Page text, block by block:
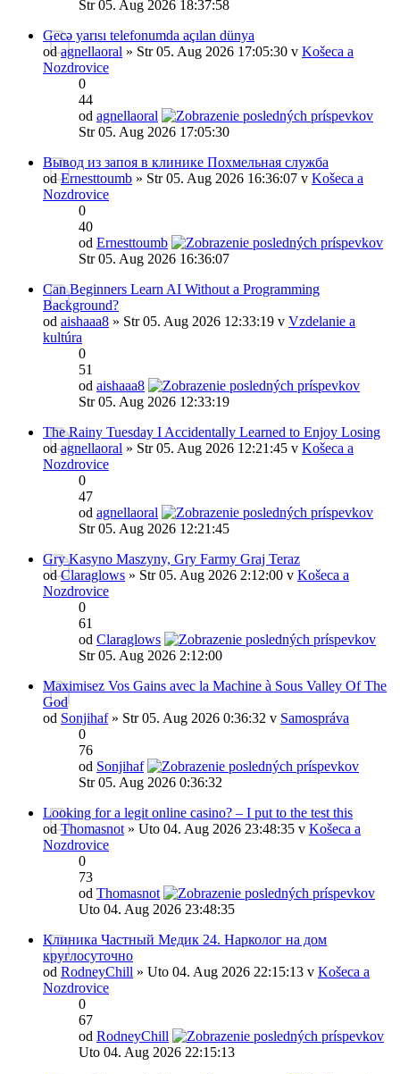
Str 05. Aug 2026 18:37:58
Gecə yarısı telefonumda açılan dünya
odagnellaoral » Str 05. Aug 2026 17:05:30 v Košeca a
Nozdrovice
0
44
od agnellaoral
Str 05. Aug 2026 17:05:30
Вывод из запоя в клинике Похмельная служба
odErnesttoumb » Str 05. Aug 2026 16:36:07 v Košeca a
Nozdrovice
0
40
od Ernesttoumb
Str 05. Aug 2026 16:36:07
Can Beginners Learn AI Without a Programming
Background?
od aishaaa8 » Str 05. Aug 2026 12:33:19 v Vzdelanie a
kultúra
0
51
od aishaaa8
Str 05. Aug 2026 12:33:19
The Rainy Tuesday I Accidentally Learned to Enjoy Losing
odagnellaoral » Str 05. Aug 2026 12:21:45 v Košeca a
Nozdrovice
0
47
od agnellaoral
Str 05. Aug 2026 12:21:45
Gry Kasyno Maszyny, Gry Farmy Graj Teraz
odClaraglows » Str 05. Aug 2026 2:12:00 v Košeca a
Nozdrovice
0
61
od Claraglows
Str 05. Aug 2026 2:12:00
Maximisez Vos Gains avec la Machine à Sous Valley Of The
God
od Sonjihaf» Str 05. Aug 2026 0:36:32 v Samospráva
0
76
od Sonjihaf
Str 05. Aug 2026 0:36:32
Looking for a legit online casino? – I put to the test this
odThomasnot » Uto 04. Aug 2026 23:48:35 v Košeca a
Nozdrovice
0
73
od Thomasnot
Uto 04. Aug 2026 23:48:35
Клиника Частный Медик 24. Нарколог на дом
круглосуточно
od RodneyChill » Uto 04. Aug 2026 22:15:13 v Košeca a
Nozdrovice
0
67
od RodneyChill
Uto 04. Aug 2026 22:15:13